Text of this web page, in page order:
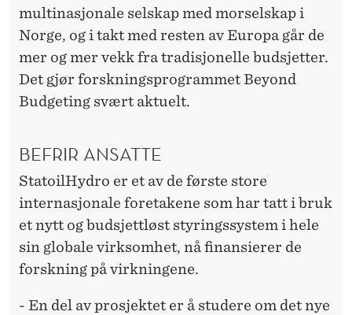
multinasjonale selskap med morselskap i
Norge, og i takt med resten av Europa går de
mer og mer vekk fra tradisjonelle budsjetter.
Det gjør forskningsprogrammet Beyond
Budgeting svært aktuelt.
BEFRIR ANSATTE
StatoilHydro er et av de første store
internasjonale foretakene som har tatt i bruk
et nytt og budsjettløst styringssystem i hele
sin globale virksomhet, nå finansierer de
forskning på virkningene.
- En del av prosjektet er å studere om det nye